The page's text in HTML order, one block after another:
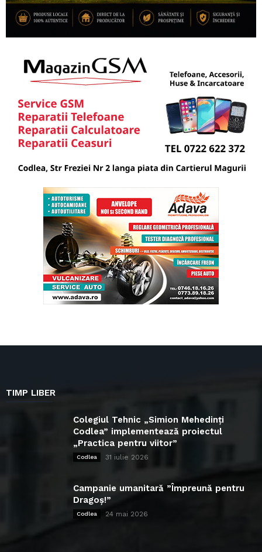
TIMP LIBER
Colegiul Tehnic „Simion Mehedinți
Codlea” implementează proiectul
„Practica pentru viitor”
Codlea 31 iulie 2026
Campanie umanitară ”Împreună pentru
Dragoș!”
Codlea 24 mai 2026